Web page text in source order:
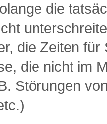
die
die Zeiten
die nicht im
Störungen